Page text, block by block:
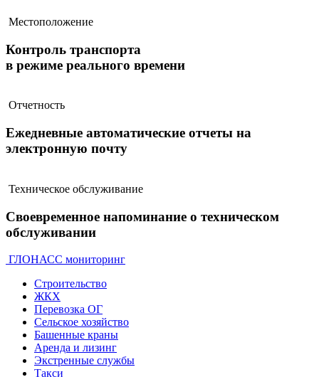
Местоположение
Контроль транспорта
в режиме реального времени
Отчетность
Ежедневные автоматические отчеты на
электронную почту
Техническое обслуживание
Своевременное напоминание о техническом
обслуживании
ГЛОНАСС мониторинг
Строительство
ЖКХ
Перевозка ОГ
Сельское хозяйство
Башенные краны
Аренда и лизинг
Экстренные службы
Такси